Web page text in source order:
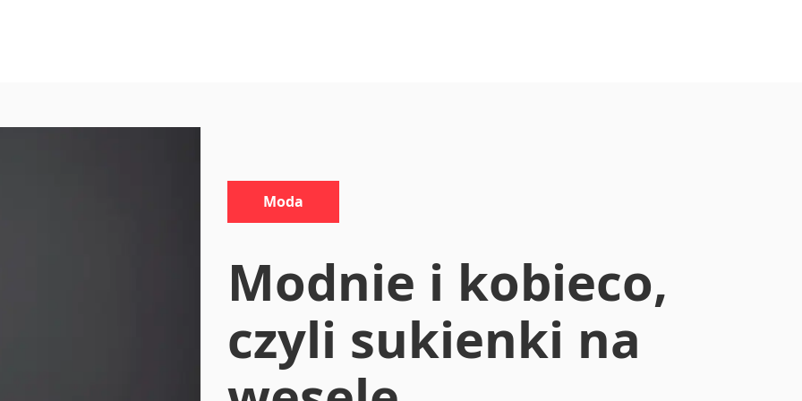
Kategorie:
Moda
Modnie i kobieco,
czyli sukienki na